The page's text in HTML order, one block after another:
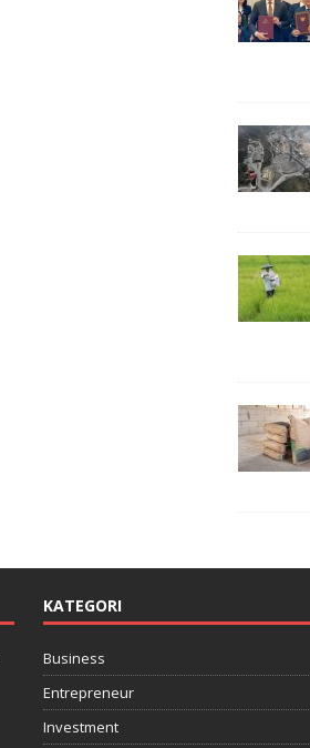
KATEGORI
Business
Entrepreneur
Investment